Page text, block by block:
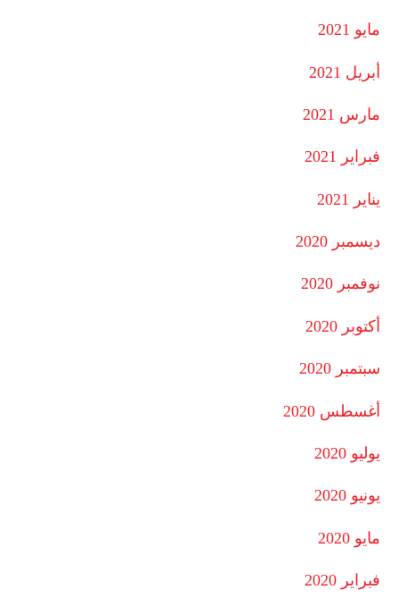
مايو 2021
أبريل 2021
مارس 2021
فبراير 2021
يناير 2021
ديسمبر 2020
نوفمبر 2020
أكتوبر 2020
سبتمبر 2020
أغسطس 2020
يوليو 2020
يونيو 2020
مايو 2020
فبراير 2020